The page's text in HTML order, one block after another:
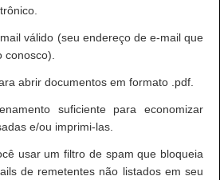
válido (seu endereço de e-mail que
abrir documentos em formato .pdf.
suficiente para economizar
e/ou imprimi-las.
usar um filtro de spam que bloqueia
de remetentes não listados em seu